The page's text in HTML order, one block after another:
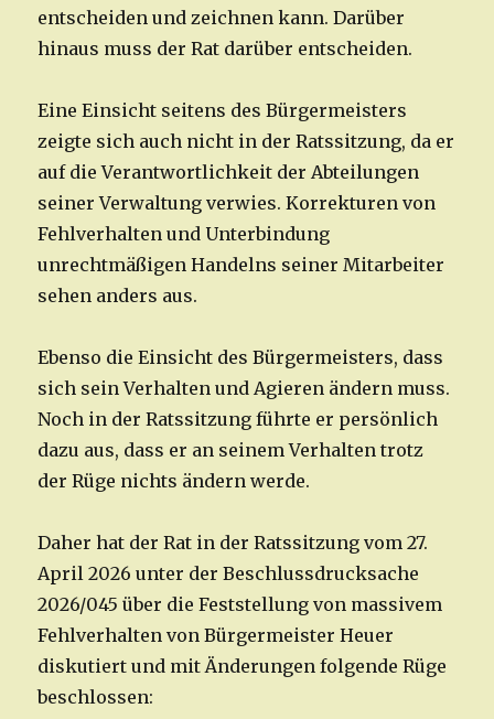
entscheiden und zeichnen kann. Darüber
hinaus muss der Rat darüber entscheiden.
Eine Einsicht seitens des Bürgermeisters
zeigte sich auch nicht in der Ratssitzung, da er
auf die Verantwortlichkeit der Abteilungen
seiner Verwaltung verwies. Korrekturen von
Fehlverhalten und Unterbindung
unrechtmäßigen Handelns seiner Mitarbeiter
sehen anders aus.
Ebenso die Einsicht des Bürgermeisters, dass
sich sein Verhalten und Agieren ändern muss.
Noch in der Ratssitzung führte er persönlich
dazu aus, dass er an seinem Verhalten trotz
der Rüge nichts ändern werde.
Daher hat der Rat in der Ratssitzung vom 27.
April 2026 unter der Beschlussdrucksache
2026/045 über die Feststellung von massivem
Fehlverhalten von Bürgermeister Heuer
diskutiert und mit Änderungen folgende Rüge
beschlossen: